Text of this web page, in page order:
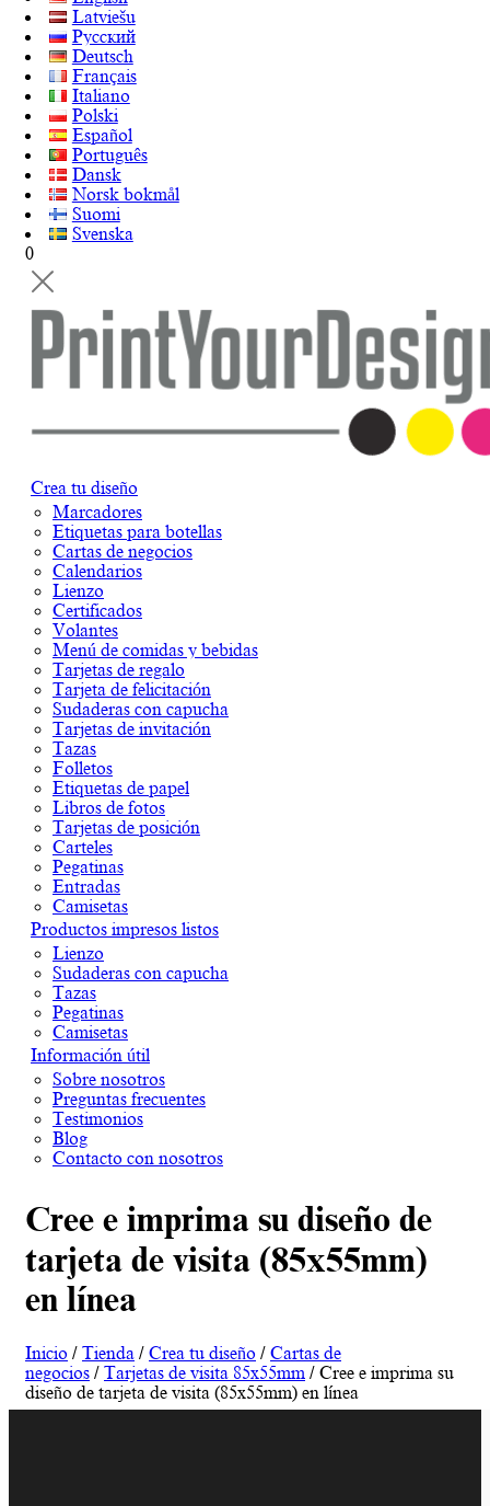
Latviešu
Русский
Deutsch
Français
Italiano
Polski
Español
Português
Dansk
Norsk bokmål
Suomi
Svenska
0
Crea tu diseño
Marcadores
Etiquetas para botellas
Cartas de negocios
Calendarios
Lienzo
Certificados
Volantes
Menú de comidas y bebidas
Tarjetas de regalo
Tarjeta de felicitación
Sudaderas con capucha
Tarjetas de invitación
Tazas
Folletos
Etiquetas de papel
Libros de fotos
Tarjetas de posición
Carteles
Pegatinas
Entradas
Camisetas
Productos impresos listos
Lienzo
Sudaderas con capucha
Tazas
Pegatinas
Camisetas
Información útil
Sobre nosotros
Preguntas frecuentes
Testimonios
Blog
Contacto con nosotros
Cree e imprima su diseño de
tarjeta de visita (85x55mm)
en línea
Inicio / Tienda / Crea tu diseño / Cartas de
negocios / Tarjetas de visita 85x55mm / Cree e imprima su
diseño de tarjeta de visita (85x55mm) en línea